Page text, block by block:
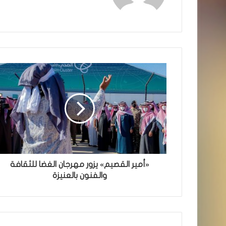
«أمير القصيم» يزور مهرجان الغضا للثقافة
والفنون بالعنيزة